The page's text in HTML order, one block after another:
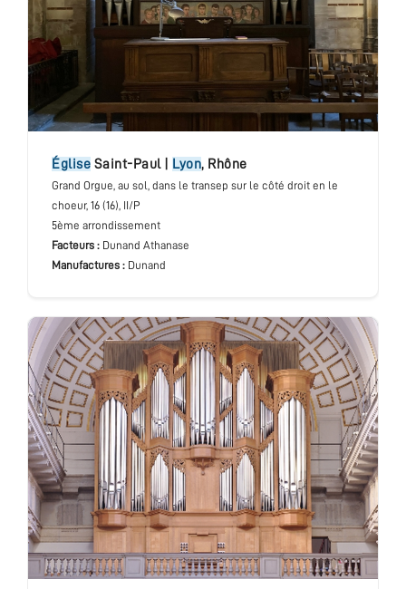
église Saint-Paul| Lyon, Rhône
Grand Orgue, au sol, dans le transep sur le côté droit en le
choeur, 16 (16), II/P
5ème arrondissement
Facteurs : Dunand Athanase
Manufactures : Dunand